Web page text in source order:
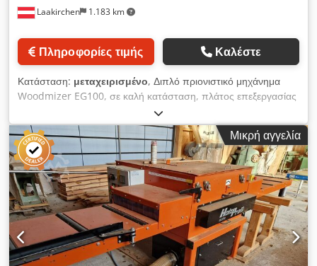
Laakirchen 1.183 km
Πληροφορίες τιμής Καλέστε
Κατάσταση: μεταχειρισμένο, Διπλό πριονιστικό μηχάνημα
Woodmizer EG100, σε καλή κατάσταση, πλάτος επεξεργασίας
υλικού 520 mm, πλάτος κοπής 300 mm, ισχύς 7,5 kW,
διάμετρος πριονόδισκου 250 mm, ύψος κοπής 50 mm.
Dksdpfx Amozqq R Sobsr
Μικρή αγγελία